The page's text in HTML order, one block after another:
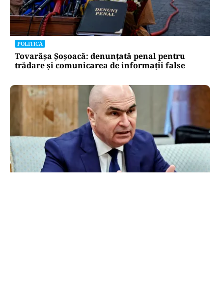
POLITICĂ
Tovarășa Șoșoacă: denunțată penal pentru
trădare și comunicarea de informații false